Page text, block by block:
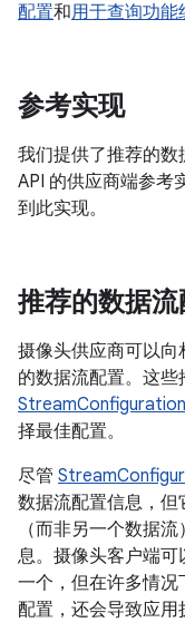
配置和用于查询功能
参考实现
我们提供了推荐的
API 的供应商端参考
到此实现。
推荐的数据
摄像头供应商可以
的数据流配置。这
择最佳配置。
尽管
数据流配置信息，
（而非另一个数据
息。摄像头客户端
一个，但在许多情
配置，还会导致应用